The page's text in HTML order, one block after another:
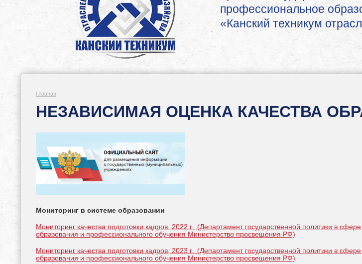
профессиональное
«Канский техникум
Главная
НЕЗАВИСИМАЯ ОЦЕНКА КАЧЕСТВА
Мониторинг в системе образовании
Мониторинг качества подготовки кадров, 2022 г. (Департамент государственной политики в
образования и профессионального обучения Министерство просвещения РФ)
Мониторинг качества подготовки кадров, 2023 г. (Департамент государственной политики в
образования и профессионального обучения Министерство просвещения РФ)